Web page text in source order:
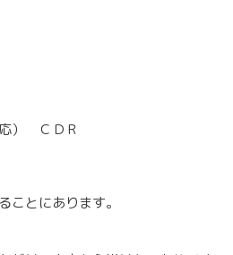
応） ＣＤＲ
とにあります。